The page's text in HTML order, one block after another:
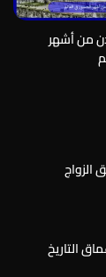
من أشهر
الزواج
التاريخ